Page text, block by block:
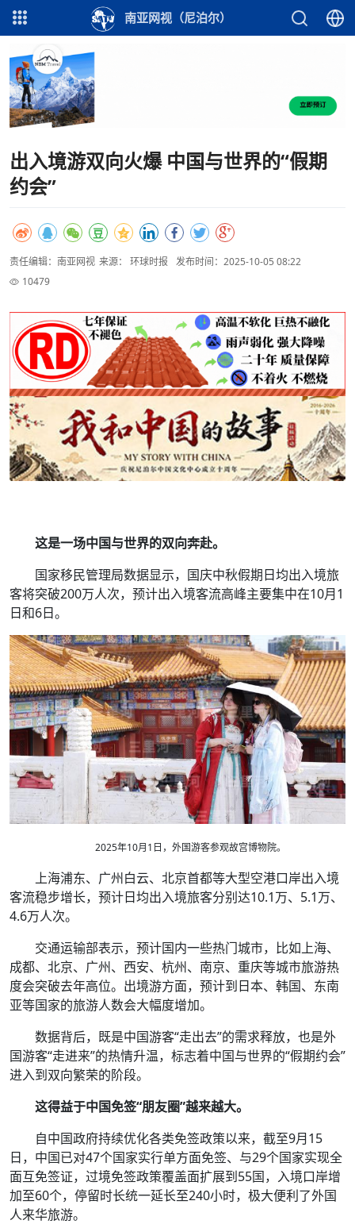
南亚网视（尼泊尔）
出入境游双向火爆 中国与世界的“假期
约会”
责任编辑：南亚网视 来源： 环球时报
发布时间：2025-10-05 08:22
10479
这是一场中国与世界的双向奔赴。
国家移民管理局数据显示，国庆中秋假期日均出入境旅
客将突破200万人次，预计出入境客流高峰主要集中在10月1
日和6日。
2025年10月1日，外国游客参观故宫博物院。
上海浦东、广州白云、北京首都等大型空港口岸出入境
客流稳步增长，预计日均出入境旅客分别达10.1万、5.1万、
4.6万人次。
交通运输部表示，预计国内一些热门城市，比如上海、
成都、北京、广州、西安、杭州、南京、重庆等城市旅游热
度会突破去年高位。出境游方面，预计到日本、韩国、东南
亚等国家的旅游人数会大幅度增加。
数据背后，既是中国游客“走出去”的需求释放，也是外
国游客“走进来”的热情升温，标志着中国与世界的“假期约会”
进入到双向繁荣的阶段。
这得益于中国免签“朋友圈”越来越大。
自中国政府持续优化各类免签政策以来，截至9月15
日，中国已对47个国家实行单方面免签、与29个国家实现全
面互免签证，过境免签政策覆盖面扩展到55国，入境口岸增
加至60个，停留时长统一延长至240小时，极大便利了外国
人来华旅游。